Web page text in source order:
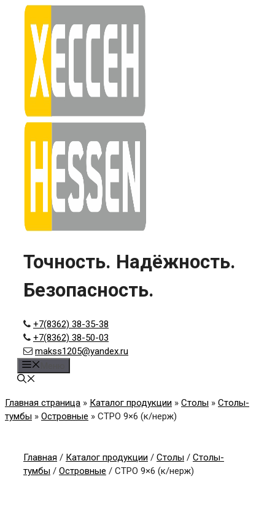
content
Точность. Надёжность.
Безопасность.
+7(8362) 38-35-38
+7(8362) 38-50-03
makss1205@yandex.ru
Главная страница » Каталог продукции » Столы » Столы-
тумбы » Островные » СТРО 9×6 (к/нерж)
Главная / Каталог продукции / Столы / Столы-
тумбы / Островные / СТРО 9×6 (к/нерж)